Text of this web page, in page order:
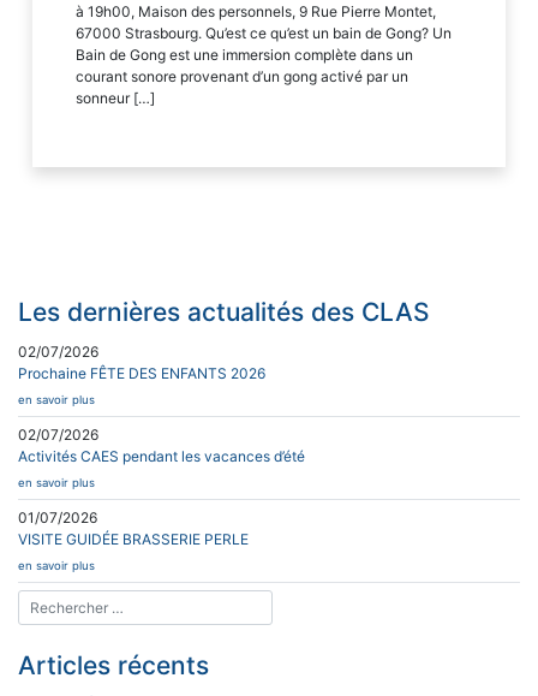
à 19h00, Maison des personnels, 9 Rue Pierre Montet,
67000 Strasbourg. Qu’est ce qu’est un bain de Gong? Un
Bain de Gong est une immersion complète dans un
courant sonore provenant d’un gong activé par un
sonneur […]
Les dernières actualités des CLAS
02/07/2026
Prochaine FÊTE DES ENFANTS 2026
en savoir plus
02/07/2026
Activités CAES pendant les vacances d’été
en savoir plus
01/07/2026
VISITE GUIDÉE BRASSERIE PERLE
en savoir plus
Articles récents